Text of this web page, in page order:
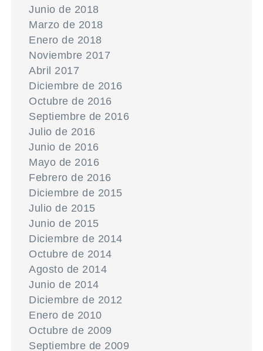
Junio de 2018
Marzo de 2018
Enero de 2018
Noviembre 2017
Abril 2017
Diciembre de 2016
Octubre de 2016
Septiembre de 2016
Julio de 2016
Junio de 2016
Mayo de 2016
Febrero de 2016
Diciembre de 2015
Julio de 2015
Junio de 2015
Diciembre de 2014
Octubre de 2014
Agosto de 2014
Junio de 2014
Diciembre de 2012
Enero de 2010
Octubre de 2009
Septiembre de 2009